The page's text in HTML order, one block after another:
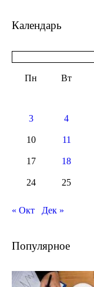
Календарь
Пн Вт
3 4
10 11
17 18
24 25
« Окт Дек »
Популярное